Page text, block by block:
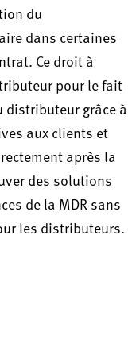
du
dans certaines
Ce droit à
pour le fait
distributeur grâce à
aux clients et
après la
des solutions
de la MDR sans
les distributeurs.